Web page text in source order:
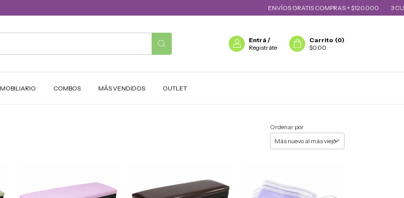
ENVÍOS GRATIS COMPRAS + $120.000 3 CUOTAS SIN
Entrá /
Registráte
Carrito (0)
$0,00
MOBILIARIO COMBOS MÁS VENDIDOS OUTLET
Ordenar por